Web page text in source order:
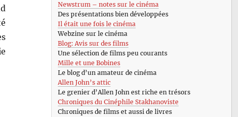
Newstrum – notes sur le cinéma
Des présentations bien développées
Il était une fois le cinéma
Webzine sur le cinéma
Blog: Avis sur des films
Une sélection de films peu courants
Mille et une Bobines
Le blog d’un amateur de cinéma
Allen John’s attic
Le grenier d’Allen John est riche en trésors
Chroniques du Cinéphile Stakhanoviste
Chroniques de films et aussi de livres